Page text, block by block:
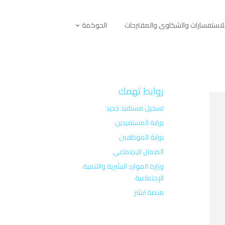
والشكاوى والمقترحات الحوكمة
روابط تهمك
تسجيل مستفيد جديد
بوابة المستفيدين
بوابة الموظفين
الضمان الاجتماعي
وزارة الموارد البشرية والتنمية
الإجتماعية
منصة ابشر